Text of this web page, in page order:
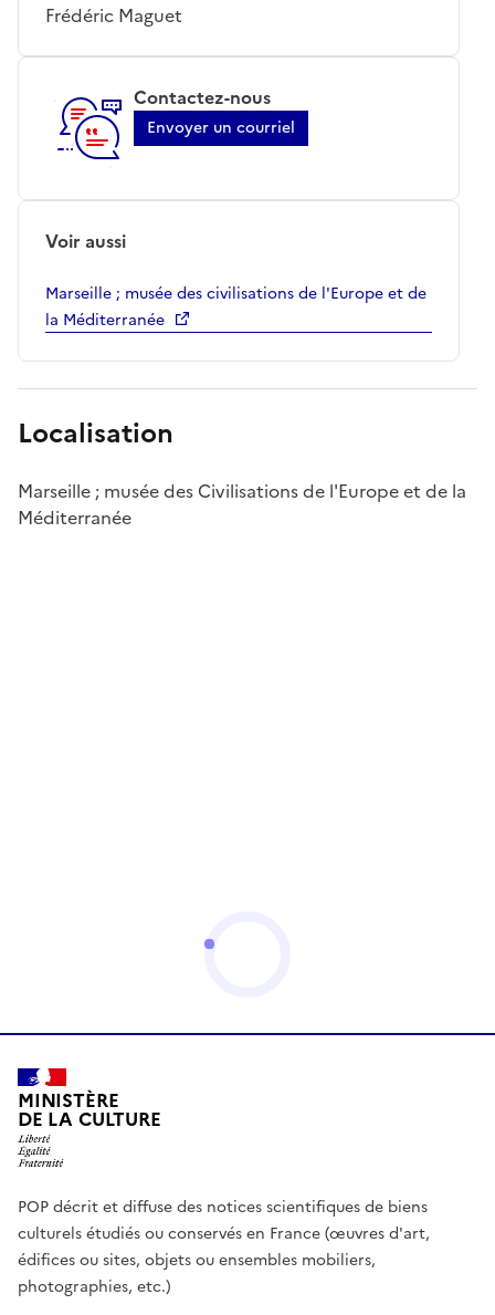
Frédéric Maguet
Contactez-nous
Envoyer un courriel
Voir aussi
Marseille ; musée des civilisations de l'Europe et de
la Méditerranée
Localisation
Marseille ; musée des Civilisations de l'Europe et de la
Méditerranée
MINISTÈRE
DE LA CULTURE
POP décrit et diffuse des notices scientifiques de biens
culturels étudiés ou conservés en France (œuvres d'art,
édifices ou sites, objets ou ensembles mobiliers,
photographies, etc.)